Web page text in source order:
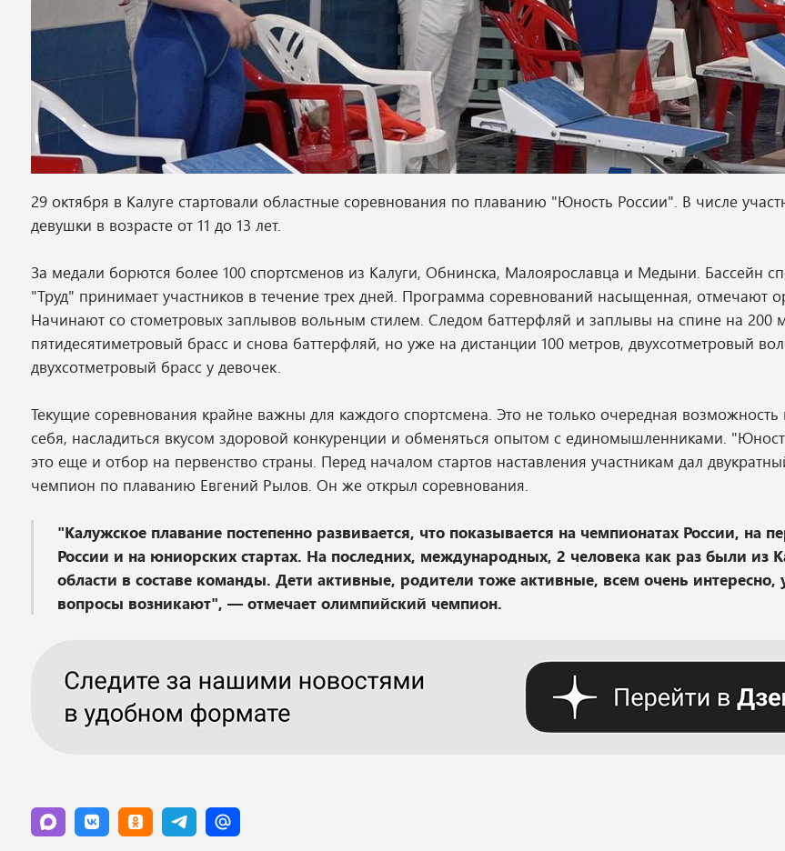
29 октября в Калуге стартовали областные соревнования по плаванию "Юность России". В числе
девушки в возрасте от 11 до 13 лет.
За медали борются более 100 спортсменов из Калуги, Обнинска, Малоярославца и Медыни. Бассейн
"Труд" принимает участников в течение трех дней. Программа соревнований насыщенная, отмечают
Начинают со стометровых заплывов вольным стилем. Следом баттерфляй и заплывы на спине на 200
пятидесятиметровый брасс и снова баттерфляй, но уже на дистанции 100 метров, двухсотметровый
двухсотметровый брасс у девочек.
Текущие соревнования крайне важны для каждого спортсмена. Это не только очередная возможность
себя, насладиться вкусом здоровой конкуренции и обменяться опытом с единомышленниками.
это еще и отбор на первенство страны. Перед началом стартов наставления участникам дал
чемпион по плаванию Евгений Рылов. Он же открыл соревнования.
"Калужское плавание постепенно развивается, что показывается на чемпионатах России, на
России и на юниорских стартах. На последних, международных, 2 человека как раз были из
области в составе команды. Дети активные, родители тоже активные, всем очень интересно,
вопросы возникают", — отмечает олимпийский чемпион.